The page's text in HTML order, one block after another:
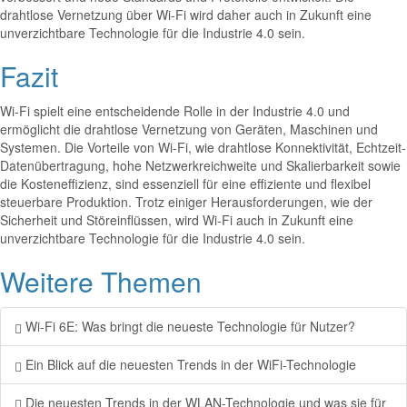
drahtlose Vernetzung über Wi-Fi wird daher auch in Zukunft eine
unverzichtbare Technologie für die Industrie 4.0 sein.
Fazit
Wi-Fi spielt eine entscheidende Rolle in der Industrie 4.0 und
ermöglicht die drahtlose Vernetzung von Geräten, Maschinen und
Systemen. Die Vorteile von Wi-Fi, wie drahtlose Konnektivität, Echtzeit-
Datenübertragung, hohe Netzwerkreichweite und Skalierbarkeit sowie
die Kosteneffizienz, sind essenziell für eine effiziente und flexibel
steuerbare Produktion. Trotz einiger Herausforderungen, wie der
Sicherheit und Störeinflüssen, wird Wi-Fi auch in Zukunft eine
unverzichtbare Technologie für die Industrie 4.0 sein.
Weitere Themen
Wi-Fi 6E: Was bringt die neueste Technologie für Nutzer?
Ein Blick auf die neuesten Trends in der WiFi-Technologie
Die neuesten Trends in der WLAN-Technologie und was sie für